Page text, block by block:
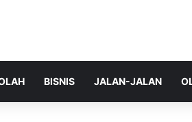
BISNIS JALAN-JALAN